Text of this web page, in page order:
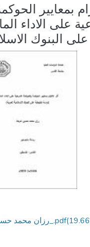
بمعايير
على الاداء
البنوك
__رزان محمد حسين شرحة[1]_.pdf